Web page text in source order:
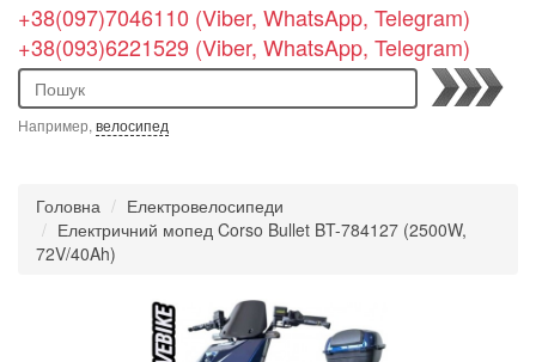
+38(097)7046110 (Viber, WhatsApp, Telegram)
+38(093)6221529 (Viber, WhatsApp, Telegram)
Пошук
Например, велосипед
Головна
Електровелосипеди
Електричний мопед Corso Bullet BT-784127 (2500W,
72V/40Ah)